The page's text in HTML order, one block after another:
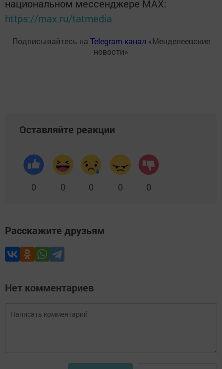
национальном мессенджере MАХ:
https://max.ru/tatmedia
Подписывайтесь на Telegram-канал «Менделеевские
новости»
Оставляйте реакции
0 0 0 0 0
Расскажите друзьям
Нет комментариев